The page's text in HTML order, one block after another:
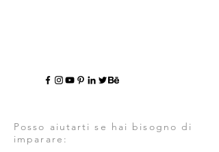
Posso aiutarti se hai bisogno di
imparare: